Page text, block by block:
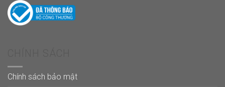
Chính sách bảo mật